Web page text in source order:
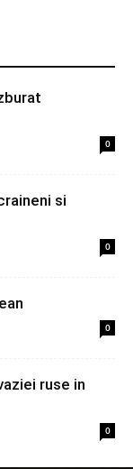
0
si
0
0
ruse in
0